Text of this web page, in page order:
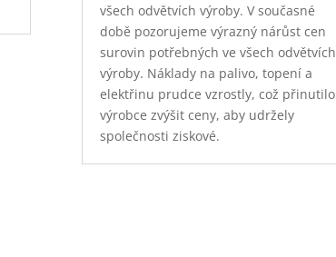
všech odvětvích výroby. V současné
době pozorujeme výrazný nárůst cen
surovin potřebných ve všech odvětvích
výroby. Náklady na palivo, topení a
elektřinu prudce vzrostly, což přinutilo
výrobce zvýšit ceny, aby udržely
společnosti ziskové.